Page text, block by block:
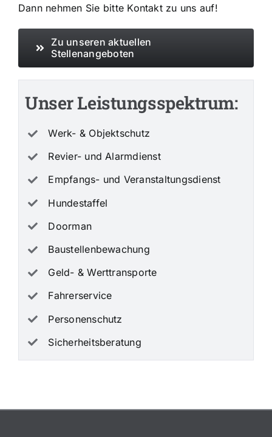
Dann nehmen Sie bitte Kontakt zu uns auf!
Zu unseren aktuellen
Stellenangeboten
Unser Leistungsspektrum:
Werk- & Objektschutz
Revier- und Alarmdienst
Empfangs- und Veranstaltungsdienst
Hundestaffel
Doorman
Baustellenbewachung
Geld- & Werttransporte
Fahrerservice
Personenschutz
Sicherheitsberatung